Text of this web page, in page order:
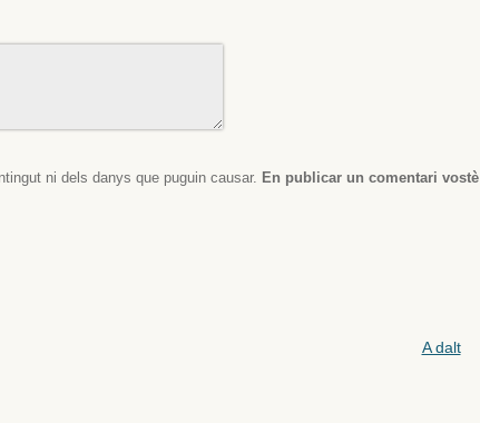
ni dels danys que puguin causar. En publicar un comentari vostè
A dalt